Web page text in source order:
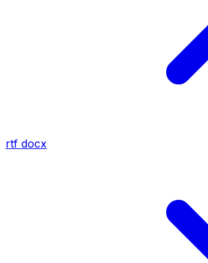
rtf docx